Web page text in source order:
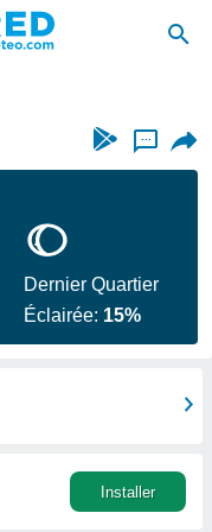
...
Dernier Quartier
Éclairée: 15%
Installer